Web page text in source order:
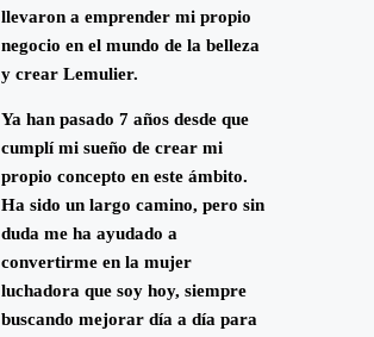
llevaron a emprender mi propio
negocio en el mundo de la belleza
y crear Lemulier.
Ya han pasado 7 años desde que
cumplí mi sueño de crear mi
propio concepto en este ámbito.
Ha sido un largo camino, pero sin
duda me ha ayudado a
convertirme en la mujer
luchadora que soy hoy, siempre
buscando mejorar día a día para